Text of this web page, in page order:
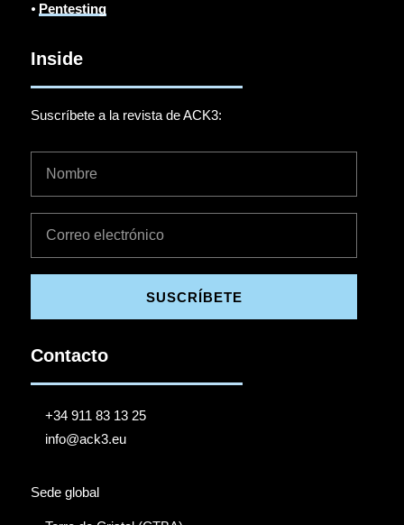
⦁ Pentesting
Inside
Suscríbete a la revista de ACK3:
SUSCRÍBETE
Contacto
+34 911 83 13 25
info@ack3.eu
Sede global